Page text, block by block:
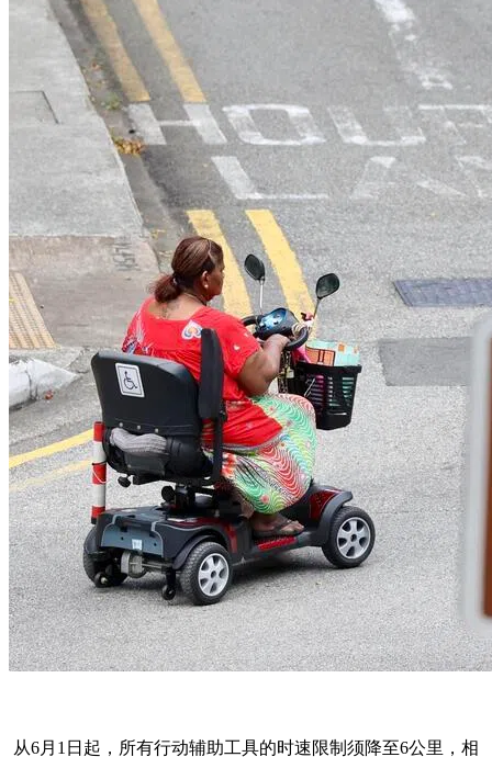
从6月1日起，所有行动辅助工具的时速限制须降至6公里，相